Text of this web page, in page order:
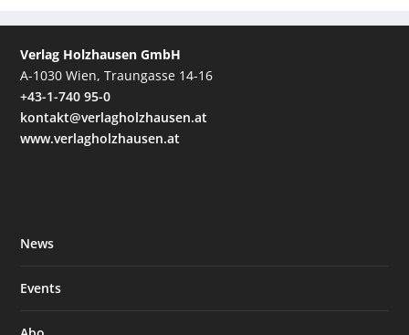
Verlag Holzhausen GmbH
A-1030 Wien, Traungasse 14-16
+43-1-740 95-0
kontakt@verlagholzhausen.at
www.verlagholzhausen.at
News
Events